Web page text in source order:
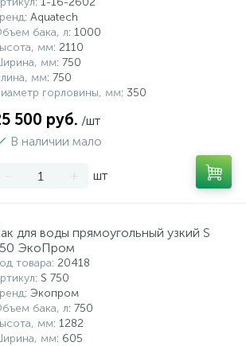
: Aquatech
бака, л: 1000
мм: 2110
мм: 750
мм: 750
горловины, мм: 350
500 руб. /шт
В наличии мало
- + шт
для воды прямоугольный узкий S
ЭкоПром
товара: 20418
: S 750
: Экопром
бака, л: 750
мм: 1282
мм: 605